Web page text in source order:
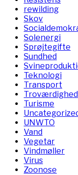
rewilding
Skov
Solenergi
Sprøjtegifte
Sundhed
Teknologi
Transport
Troværdighed
Turisme
UNWTO
Vand
Vegetar
Vindmøller
Virus
Zoonose